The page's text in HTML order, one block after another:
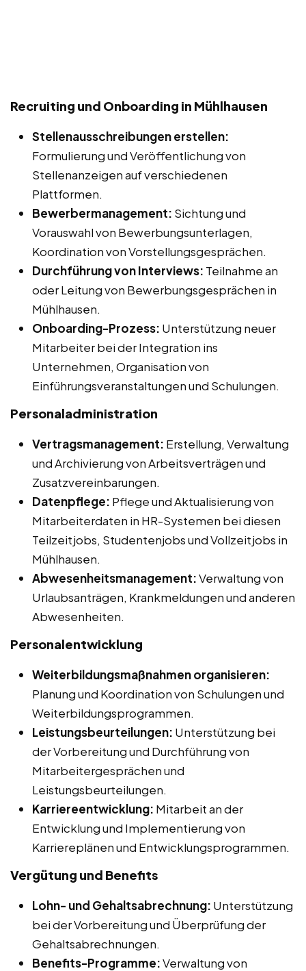
Recruiting und Onboarding in Mühlhausen
Stellenausschreibungen erstellen:
Formulierung und Veröffentlichung von
Stellenanzeigen auf verschiedenen
Plattformen.
Bewerbermanagement: Sichtung und
Vorauswahl von Bewerbungsunterlagen,
Koordination von Vorstellungsgesprächen.
Durchführung von Interviews: Teilnahme an
oder Leitung von Bewerbungsgesprächen in
Mühlhausen.
Onboarding-Prozess: Unterstützung neuer
Mitarbeiter bei der Integration ins
Unternehmen, Organisation von
Einführungsveranstaltungen und Schulungen.
Personaladministration
Vertragsmanagement: Erstellung, Verwaltung
und Archivierung von Arbeitsverträgen und
Zusatzvereinbarungen.
Datenpflege: Pflege und Aktualisierung von
Mitarbeiterdaten in HR-Systemen bei diesen
Teilzeitjobs, Studentenjobs und Vollzeitjobs in
Mühlhausen.
Abwesenheitsmanagement:Verwaltung von
Urlaubsanträgen, Krankmeldungen und anderen
Abwesenheiten.
Personalentwicklung
Weiterbildungsmaßnahmen organisieren:
Planung und Koordination von Schulungen und
Weiterbildungsprogrammen.
Leistungsbeurteilungen: Unterstützung bei
der Vorbereitung und Durchführung von
Mitarbeitergesprächen und
Leistungsbeurteilungen.
Karriereentwicklung: Mitarbeit an der
Entwicklung und Implementierung von
Karriereplänen und Entwicklungsprogrammen.
Vergütung und Benefits
Lohn- und Gehaltsabrechnung: Unterstützung
bei der Vorbereitung und Überprüfung der
Gehaltsabrechnungen.
Benefits-Programme:Verwaltung von